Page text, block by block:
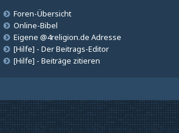
Foren-Übersicht
Online-Bibel
Eigene @4religion.de Adresse
[Hilfe] - Der Beitrags-Editor
[Hilfe] - Beiträge zitieren